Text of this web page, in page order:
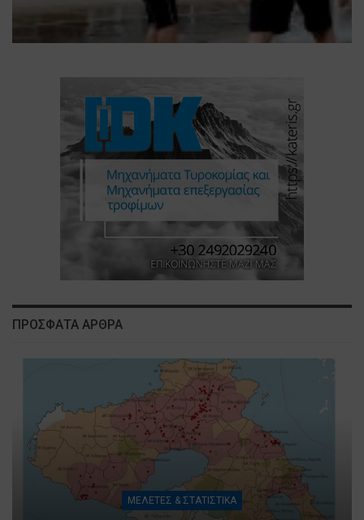
ΠΡΟΣΦΑΤΑ ΑΡΘΡΑ
ΜΕΛΕΤΕΣ & ΣΤΑΤΙΣΤΙΚΑ